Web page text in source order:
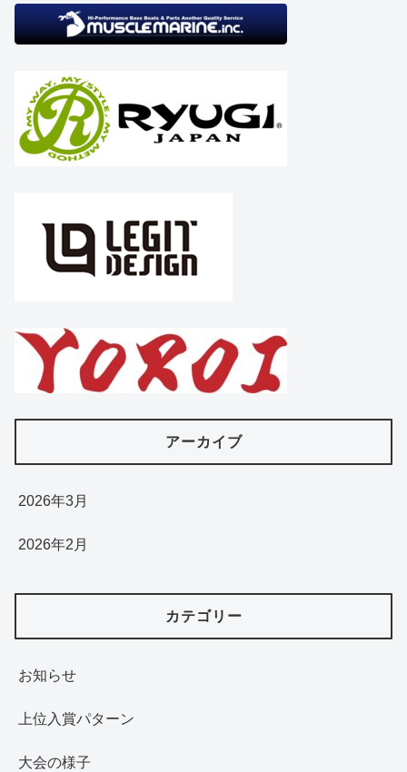
アーカイブ
2026年3月
2026年2月
カテゴリー
お知らせ
上位入賞パターン
大会の様子